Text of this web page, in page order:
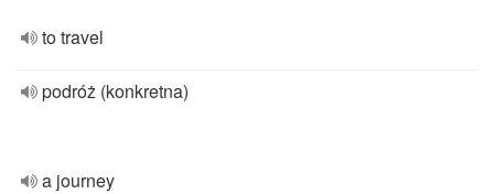
to travel
podróż (konkretna)
a journey